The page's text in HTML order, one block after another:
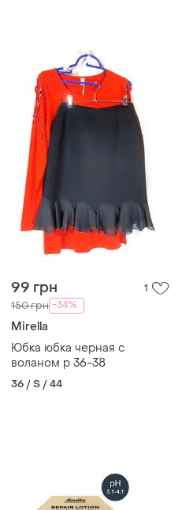
99 грн 1
150 грн -34%
Mirella
Юбка юбка черная с
воланом р 36-38
36 / S / 44